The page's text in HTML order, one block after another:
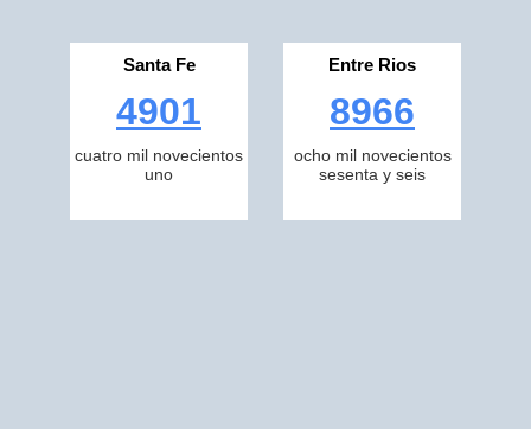
Santa Fe
4901
cuatro mil novecientos
uno
Entre Rios
8966
ocho mil novecientos
sesenta y seis